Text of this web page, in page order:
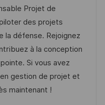
Projet de
des projets
la défense. Rejoignez
à la conception
Si vous avez
gestion de projet et
maintenant !